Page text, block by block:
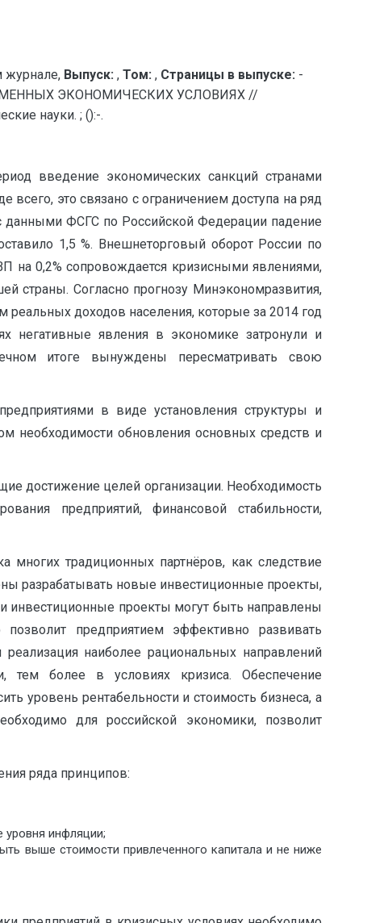
журнале, Выпуск: , Том: , Страницы в выпуске: -
ЭКОНОМИЧЕСКИХ УСЛОВИЯХ //
науки. ; ():-.
введение экономических санкций странами
это связано с ограничением доступа на ряд
данными ФСГС по Российской Федерации падение
1,5 %. Внешнеторговый оборот России по
на 0,2% сопровождается кризисными явлениями,
страны. Согласно прогнозу Минэкономразвития,
доходов населения, которые за 2014 год
негативные явления в экономике затронули и
итоге вынуждены пересматривать свою
в виде установления структуры и
необходимости обновления основных средств и
достижение целей организации. Необходимость
предприятий, финансовой стабильности,
традиционных партнёров, как следствие
разрабатывать новые инвестиционные проекты,
инвестиционные проекты могут быть направлены
предприятием эффективно развивать
наиболее рациональных направлений
тем более в условиях кризиса. Обеспечение
уровень рентабельности и стоимость бизнеса, а
для российской экономики, позволит
ряда принципов:
уровня инфляции;
выше стоимости привлеченного капитала и не ниже